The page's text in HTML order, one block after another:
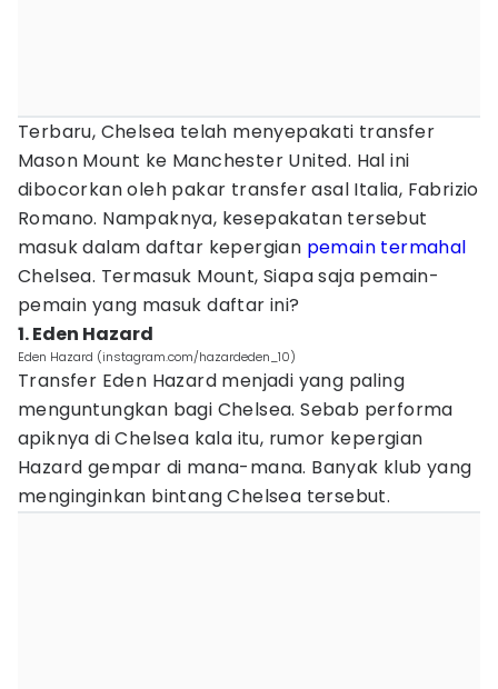
Terbaru, Chelsea telah menyepakati transfer
Mason Mount ke Manchester United. Hal ini
dibocorkan oleh pakar transfer asal Italia, Fabrizio
Romano. Nampaknya, kesepakatan tersebut
masuk dalam daftar kepergian pemain termahal
Chelsea. Termasuk Mount, Siapa saja pemain-
pemain yang masuk daftar ini?
1. Eden Hazard
Eden Hazard (instagram.com/hazardeden_10)
Transfer Eden Hazard menjadi yang paling
menguntungkan bagi Chelsea. Sebab performa
apiknya di Chelsea kala itu, rumor kepergian
Hazard gempar di mana-mana. Banyak klub yang
menginginkan bintang Chelsea tersebut.